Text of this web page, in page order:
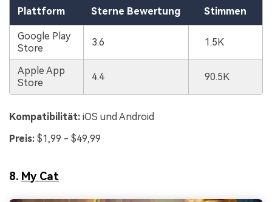
Plattform Sterne Bewertung Stimmen
Google Play
Store
3.6 1.5K
Apple App
Store
4.4 90.5K
Kompatibilität: iOS und Android
Preis: $1,99 - $49,99
8. My Cat